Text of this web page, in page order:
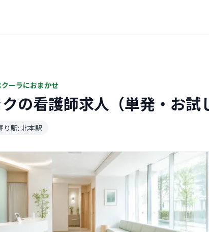
ーラにおまかせ
の看護師求人（単発・お試
り駅: 北本駅